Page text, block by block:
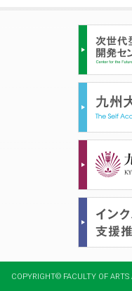
COPYRIGHT© FACULTY OF